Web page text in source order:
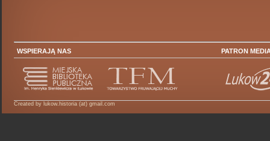
WSPIERAJĄ NAS PATRON
Created by lukow.historia (at) gmail.com